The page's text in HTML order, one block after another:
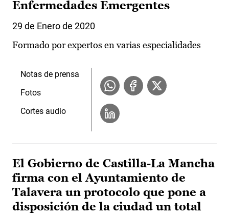
Enfermedades Emergentes
29 de Enero de 2020
Formado por expertos en varias especialidades
Notas de prensa
Fotos
Cortes audio
El Gobierno de Castilla-La Mancha
firma con el Ayuntamiento de
Talavera un protocolo que pone a
disposición de la ciudad un total